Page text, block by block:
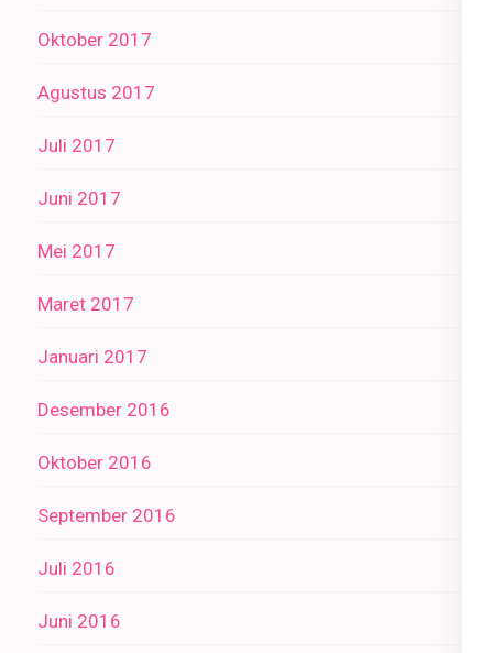
Oktober 2017
Agustus 2017
Juli 2017
Juni 2017
Mei 2017
Maret 2017
Januari 2017
Desember 2016
Oktober 2016
September 2016
Juli 2016
Juni 2016